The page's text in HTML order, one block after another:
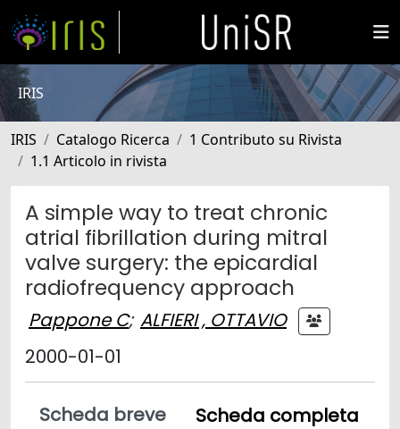
IRIS
IRIS Catalogo Ricerca
1 Contributo su Rivista
1.1 Articolo in rivista
A simple way to treat chronic
atrial fibrillation during mitral
valve surgery: the epicardial
radiofrequency approach
Pappone C; ALFIERI , OTTAVIO
2000-01-01
Scheda breve
Scheda completa